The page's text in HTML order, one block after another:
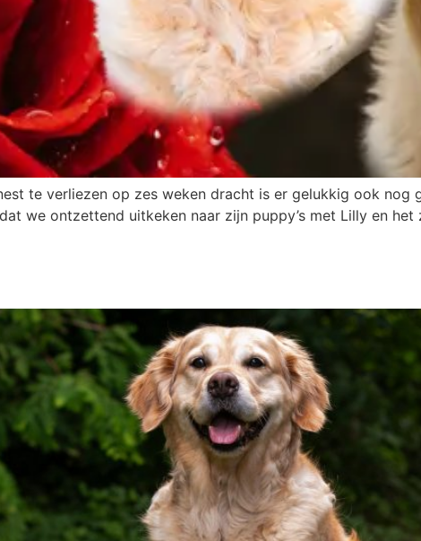
te verliezen op zes weken dracht is er gelukkig ook nog
we ontzettend uitkeken naar zijn puppy’s met Lilly en